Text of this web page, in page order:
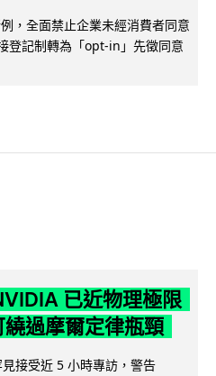
，全面禁止企業未經消費者同意
登記制轉為「opt-in」先徵同意
已近物理極限
過摩爾定律瓶頸
接受近 5 小時專訪，警告